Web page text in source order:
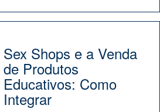
Sex Shops e a Venda
de Produtos
Educativos: Como
Integrar